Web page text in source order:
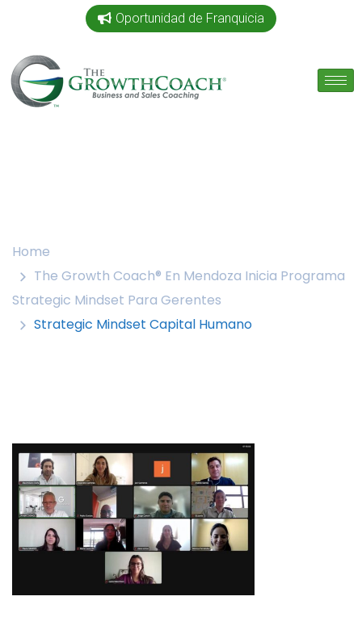
Oportunidad de Franquicia
Home
The Growth Coach® En Mendoza Inicia Programa
Strategic Mindset Para Gerentes
Strategic Mindset Capital Humano